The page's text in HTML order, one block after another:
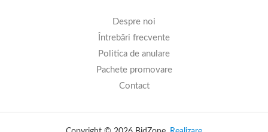
Despre noi
Întrebări frecvente
Politica de anulare
Pachete promovare
Contact